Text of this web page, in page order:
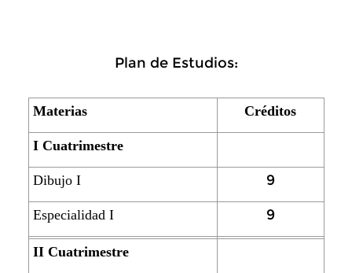
Plan de Estudios:
Materias Créditos
I Cuatrimestre
Dibujo I 9
Especialidad I 9
II Cuatrimestre